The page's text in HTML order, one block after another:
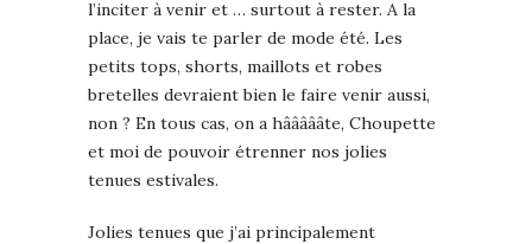
l’inciter à venir et … surtout à rester. A la
place, je vais te parler de mode été. Les
petits tops, shorts, maillots et robes
bretelles devraient bien le faire venir aussi,
non ? En tous cas, on a hâââââte, Choupette
et moi de pouvoir étrenner nos jolies
tenues estivales.
Jolies tenues que j’ai principalement